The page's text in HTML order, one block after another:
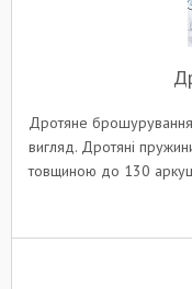
Дротяне
вигляд. Дротяні
товщиною до 130